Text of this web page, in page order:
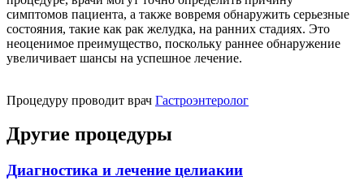
симптомов пациента, а также вовремя обнаружить серьезные
состояния, такие как рак желудка, на ранних стадиях. Это
неоценимое преимущество, поскольку раннее обнаружение
увеличивает шансы на успешное лечение.
Процедуру проводит врач Гастроэнтеролог
Другие процедуры
Диагностика и лечение целиакии